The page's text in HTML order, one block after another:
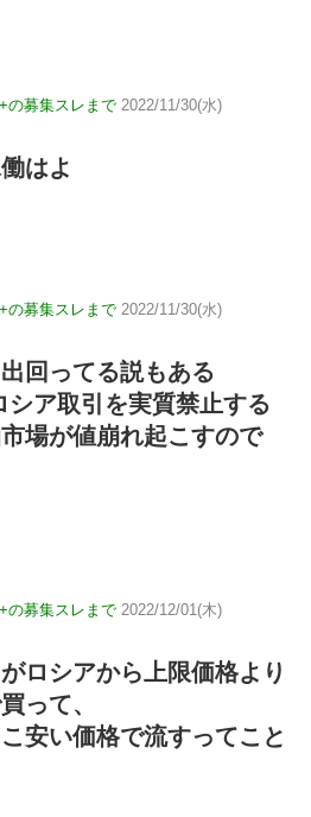
募集スレまで 2022/11/30(水)
はよ
募集スレまで 2022/11/30(水)
回ってる説もある
シア取引を実質禁止する
場が値崩れ起こすので
募集スレまで 2022/12/01(木)
ロシアから上限価格より
って、
安い価格で流すってこと